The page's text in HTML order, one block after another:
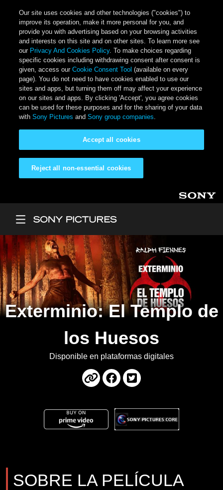
Our site uses cookies and other technologies ("cookies") to
improve its operation, make it more personal for you, and
provide you with advertising based on your browsing activities
and interests on this site and on other sites. To learn more see
our Privacy And Cookies Policy. To make choices regarding
specific cookies including withdrawing consent after consent is
given, access ourCookie Consent Tool (available on every
page). You do not need to have cookies enabled to use our
sites and apps, but turning them off may affect your experience
on our sites and apps. By clicking 'Accept', you agree cookies
can be used for these purposes and for the sharing of your data
withSony Pictures andSony group companies.
Reject all non-essential cookies
Accept all cookies
Exterminio: El Templo de
los Huesos
Disponible en plataformas digitales
SOBRE LA PELÍCULA